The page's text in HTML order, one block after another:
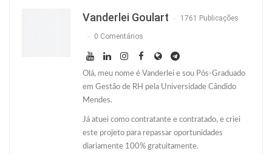
Vanderlei Goulart 1761 Publicações
0 Comentários
Olá, meu nome é Vanderlei e sou Pós-Graduado
em Gestão de RH pela Universidade Cândido
Mendes.
Já atuei como contratante e contratado, e criei
este projeto para repassar oportunidades
diariamente 100% gratuitamente.